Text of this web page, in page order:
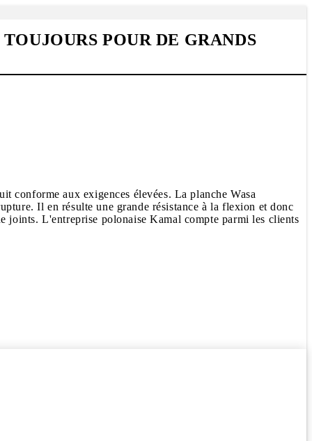
POUR DE GRANDS
conforme aux exigences élevées. La planche Wasa
Il en résulte une grande résistance à la flexion et donc
joints. L'entreprise polonaise Kamal compte parmi les clients